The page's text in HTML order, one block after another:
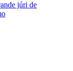
júri de